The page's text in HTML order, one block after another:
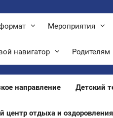
Мероприятия
навигатор Родителям
направление Детский
центр отдыха и